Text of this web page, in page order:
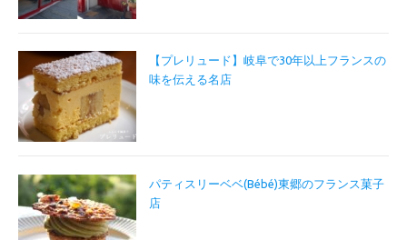
【プレリュード】岐阜で30年以上フランスの
味を伝える名店
パティスリーベベ(Bébé)東郷のフランス菓子
店